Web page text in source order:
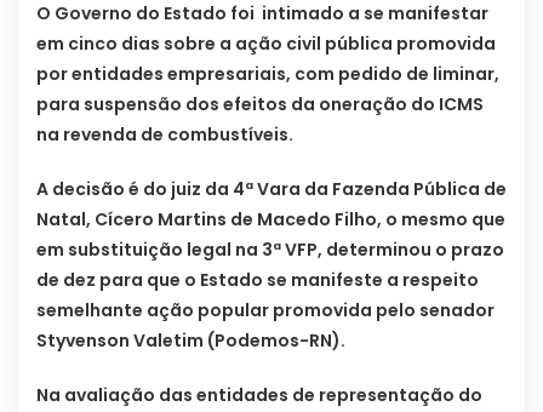
O Governo do Estado foi intimado a se manifestar
em cinco dias sobre a ação civil pública promovida
por entidades empresariais, com pedido de liminar,
para suspensão dos efeitos da oneração do ICMS
na revenda de combustíveis.
A decisão é do juiz da 4ª Vara da Fazenda Pública de
Natal, Cícero Martins de Macedo Filho, o mesmo que
em substituição legal na 3ª VFP, determinou o prazo
de dez para que o Estado se manifeste a respeito
semelhante ação popular promovida pelo senador
Styvenson Valetim (Podemos-RN).
Na avaliação das entidades de representação do